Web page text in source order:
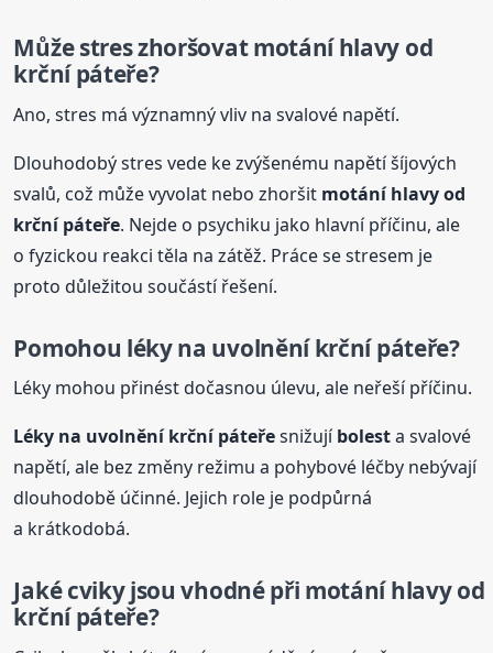
Může stres zhoršovat motání hlavy od
krční páteře?
Ano, stres má významný vliv na svalové napětí.
Dlouhodobý stres vede ke zvýšenému napětí šíjových
svalů, což může vyvolat nebo zhoršit motání hlavy od
krční páteře. Nejde o psychiku jako hlavní příčinu, ale
o fyzickou reakci těla na zátěž. Práce se stresem je
proto důležitou součástí řešení.
Pomohou léky na uvolněníkrční páteře?
Léky mohou přinést dočasnou úlevu, ale neřeší příčinu.
Léky na uvolněníkrční páteřesnižujíbolesta svalové
napětí, ale bez změny režimu a pohybové léčby nebývají
dlouhodobě účinné. Jejich role je podpůrná
a krátkodobá.
Jaké cviky jsou vhodné při motání hlavy od
krční páteře?